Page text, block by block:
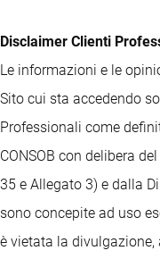
Disclaimer Clienti
Le informazioni e le
Sito cui sta accedendo
Professionali come
CONSOB con delibera
35 e Allegato 3) e dalla
sono concepite ad uso
è vietata la